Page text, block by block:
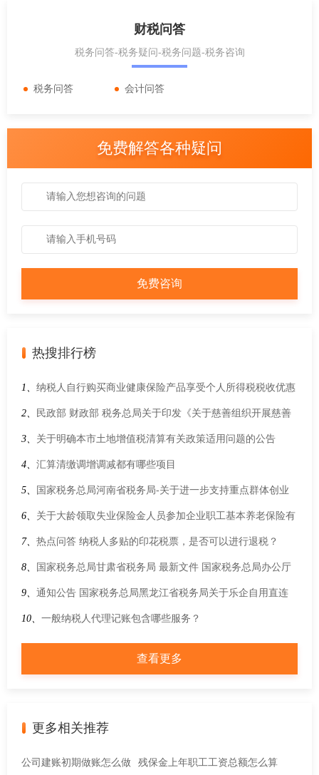
财税问答
税务问答-税务疑问-税务问题-税务咨询
税务问答 会计问答
免费解答各种疑问
热搜排行榜
1、 纳税人自行购买商业健康保险产品享受个人所得税税收优惠
政策，应该提供什么资料？
2、 民政部 财政部 税务总局关于印发《关于慈善组织开展慈善
活动年度支出、管理费用和募捐成本的规定》的通知
3、 关于明确本市土地增值税清算有关政策适用问题的公告
4、 汇算清缴调增调减都有哪些项目
5、 国家税务总局河南省税务局-关于进一步支持重点群体创业
就业有关税收政策的公告
6、 关于大龄领取失业保险金人员参加企业职工基本养老保险有
关问题的通知
7、 热点问答 纳税人多贴的印花税票，是否可以进行退税？
8、 国家税务总局甘肃省税务局 最新文件 国家税务总局办公厅
关于明确2026年度申报纳税期限的通知
9、 通知公告 国家税务总局黑龙江省税务局关于乐企自用直连
服务的规范指引
10、 一般纳税人代理记账包含哪些服务？
查看更多
更多相关推荐
公司建账初期做账怎么做 残保金上年职工工资总额怎么算